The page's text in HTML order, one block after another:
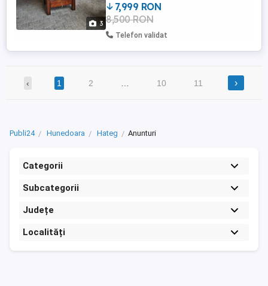
3
7,999 RON
8,500 RON
Telefon validat
‹ 1 2 10 11 ›
Publi24 Hunedoara Hateg Anunturi
Categorii
Subcategorii
Județe
Localități